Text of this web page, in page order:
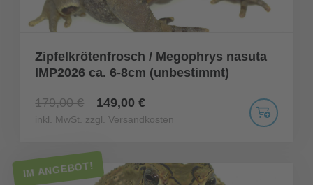
Zipfelkrötenfrosch / Megophrys nasuta
IMP2026 ca. 6-8cm (unbestimmt)
179,00 € 149,00 €
inkl. MwSt. zzgl. Versandkosten
IM ANGEBOT!